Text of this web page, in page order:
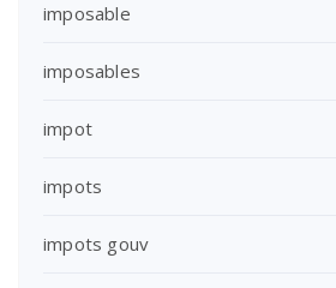
imposable
imposables
impot
impots
impots gouv